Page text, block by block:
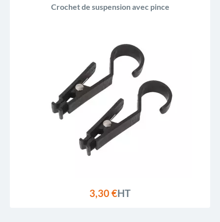
Crochet de suspension avec pince
3,30 €HT